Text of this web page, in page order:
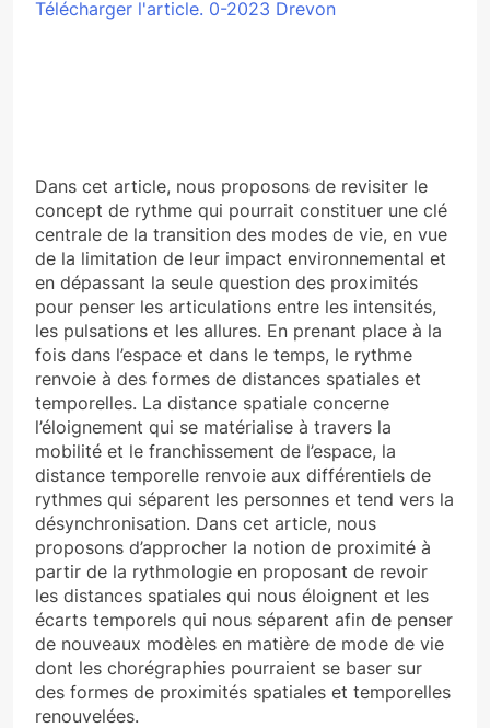
Télécharger l'article. 0-2023 Drevon
Dans cet article, nous proposons de revisiter le
concept de rythme qui pourrait constituer une clé
centrale de la transition des modes de vie, en vue
de la limitation de leur impact environnemental et
en dépassant la seule question des proximités
pour penser les articulations entre les intensités,
les pulsations et les allures. En prenant place à la
fois dans l’espace et dans le temps, le rythme
renvoie à des formes de distances spatiales et
temporelles. La distance spatiale concerne
l’éloignement qui se matérialise à travers la
mobilité et le franchissement de l’espace, la
distance temporelle renvoie aux différentiels de
rythmes qui séparent les personnes et tend vers la
désynchronisation. Dans cet article, nous
proposons d’approcher la notion de proximité à
partir de la rythmologie en proposant de revoir
les distances spatiales qui nous éloignent et les
écarts temporels qui nous séparent afin de penser
de nouveaux modèles en matière de mode de vie
dont les chorégraphies pourraient se baser sur
des formes de proximités spatiales et temporelles
renouvelées.